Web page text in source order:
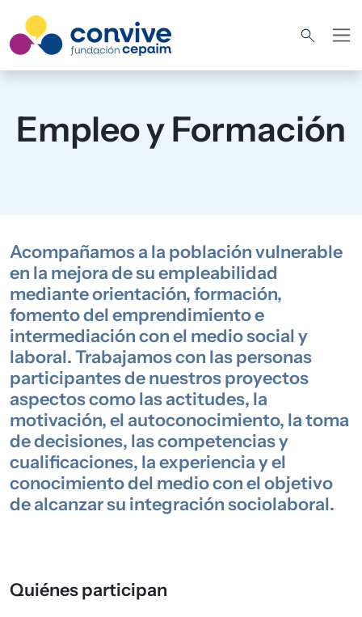
Empleo y Formación
Acompañamos a la población vulnerable
en la mejora de su empleabilidad
mediante orientación, formación,
fomento del emprendimiento e
intermediación con el medio social y
laboral. Trabajamos con las personas
participantes de nuestros proyectos
aspectos como las actitudes, la
motivación, el autoconocimiento, la toma
de decisiones, las competencias y
cualificaciones, la experiencia y el
conocimiento del medio con el objetivo
de alcanzar su integración sociolaboral.
Quiénes participan